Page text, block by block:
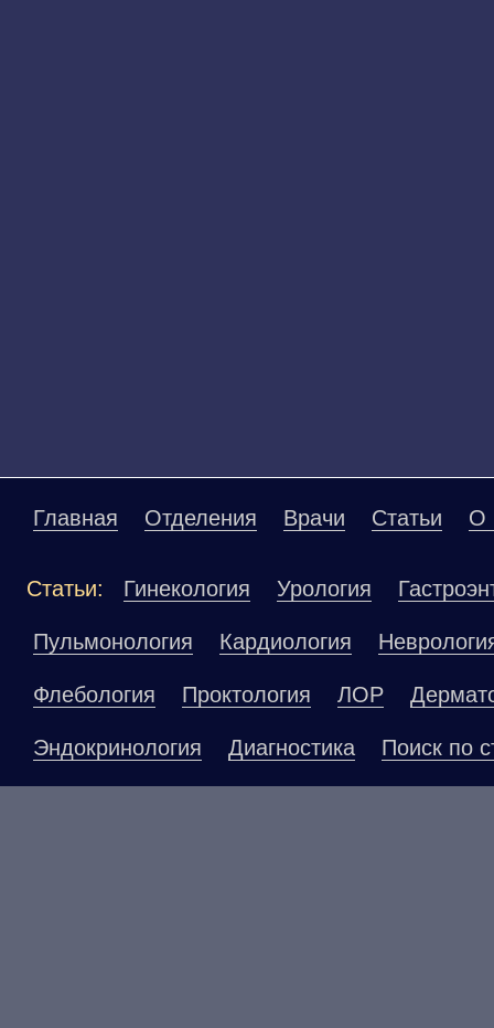
Главная Отделения Врачи Статьи О
Статьи: Гинекология Урология
Пульмонология Кардиология
Флебология Проктология ЛОР
Эндокринология Диагностика Поиск по